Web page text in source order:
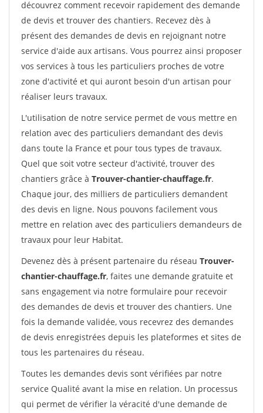
découvrez comment recevoir rapidement des demande
de devis et trouver des chantiers. Recevez dès à
présent des demandes de devis en rejoignant notre
service d'aide aux artisans. Vous pourrez ainsi proposer
vos services à tous les particuliers proches de votre
zone d'activité et qui auront besoin d'un artisan pour
réaliser leurs travaux.
L'utilisation de notre service permet de vous mettre en
relation avec des particuliers demandant des devis
dans toute la France et pour tous types de travaux.
Quel que soit votre secteur d'activité, trouver des
chantiers grâce à Trouver-chantier-chauffage.fr.
Chaque jour, des milliers de particuliers demandent
des devis en ligne. Nous pouvons facilement vous
mettre en relation avec des particuliers demandeurs de
travaux pour leur Habitat.
Devenez dès à présent partenaire du réseau Trouver-
chantier-chauffage.fr, faites une demande gratuite et
sans engagement via notre formulaire pour recevoir
des demandes de devis et trouver des chantiers. Une
fois la demande validée, vous recevrez des demandes
de devis enregistrées depuis les plateformes et sites de
tous les partenaires du réseau.
Toutes les demandes devis sont vérifiées par notre
service Qualité avant la mise en relation. Un processus
qui permet de vérifier la véracité d'une demande de